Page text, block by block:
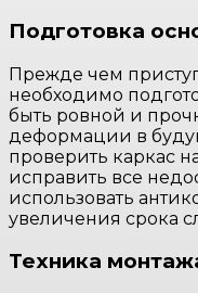
Подготовка
Прежде чем
необходимо
быть ровной и
деформации в
проверить каркас
исправить все
использовать
увеличения срока
Техника